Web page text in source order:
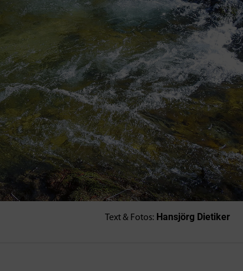
Text & Fotos: Hansjörg Dietiker